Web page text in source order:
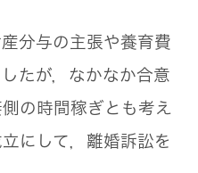
分与の主張や養育費
たが，なかなか合意
の時間稼ぎとも考え
にして，離婚訴訟を